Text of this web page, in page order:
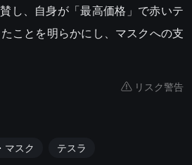
し、自身が「最高価格」で赤いテ
ことを明らかにし、マスクへの支
リスク警告
マスク テスラ